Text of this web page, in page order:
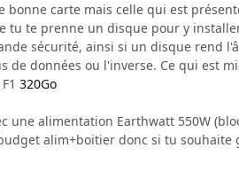
bonne carte mais celle qui est
te prenne un disque pour y
sécurité, ainsi si un disque rend
de données ou l'inverse. Ce qui est
320Go
une alimentation Earthwatt 550W
alim+boitier donc si tu souhaite